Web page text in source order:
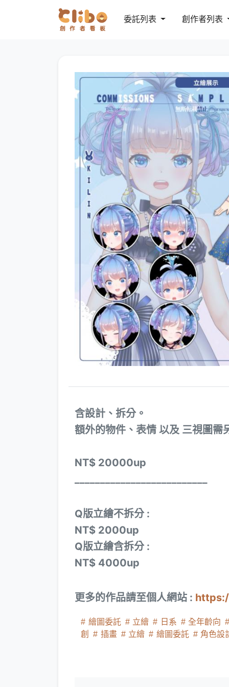
委託列表 創作者列表
含設計、拆分。
額外的物件、表情 以及 三視圖需
NT$ 20000up
Q版立繪不拆分 :
NT$ 2000up
Q版立繪含拆分 :
NT$ 4000up
更多的作品請至個人網站 :
繪圖委託 立繪 日系
全年齡向
創
插畫 立繪 繪圖委託 角色設